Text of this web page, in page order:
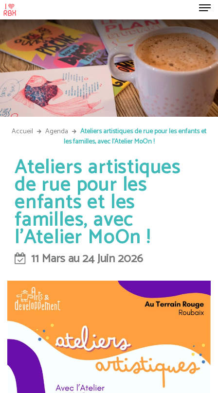
Accueil Agenda
Ateliers artistiques de rue pour les enfants et
les familles, avec l'Atelier MoOn !
Ateliers artistiques
de rue pour les
enfants et les
familles, avec
l'Atelier MoOn !
11 Mars au 24 Juin 2026